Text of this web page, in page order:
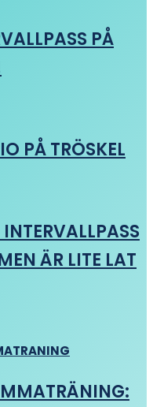
PÅ
PÅ TRÖSKEL
ÄR LITE LAT